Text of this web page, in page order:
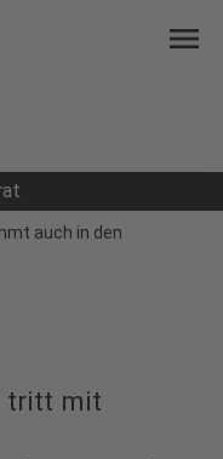
menu
auch in den
tritt mit